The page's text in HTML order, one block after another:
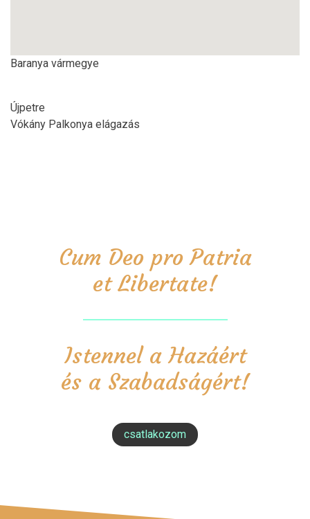
Baranya vármegye
Újpetre
Vókány Palkonya elágazás
Cum Deo pro Patria
et Libertate!
Istennel a Hazáért
és a Szabadságért!
csatlakozom